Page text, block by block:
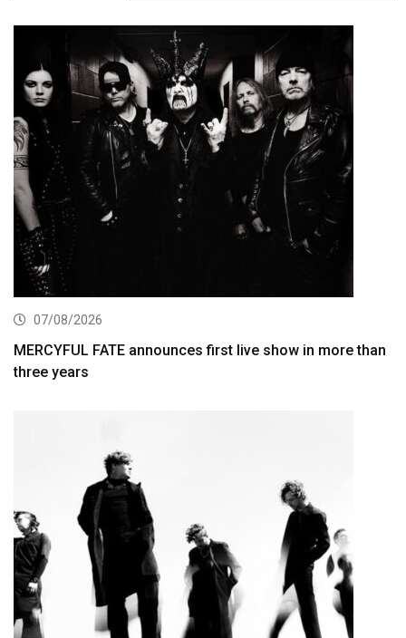
07/08/2026
MERCYFUL FATE announces first live show in more than
three years